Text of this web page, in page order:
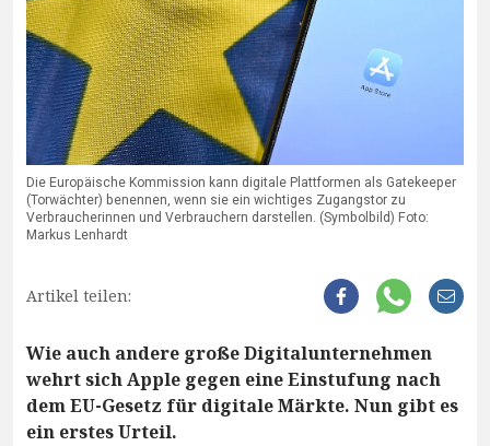
Die Europäische Kommission kann digitale Plattformen als Gatekeeper
(Torwächter) benennen, wenn sie ein wichtiges Zugangstor zu
Verbraucherinnen und Verbrauchern darstellen. (Symbolbild) Foto:
Markus Lenhardt
Artikel teilen:
Wie auch andere große Digitalunternehmen
wehrt sich Apple gegen eine Einstufung nach
dem EU-Gesetz für digitale Märkte. Nun gibt es
ein erstes Urteil.